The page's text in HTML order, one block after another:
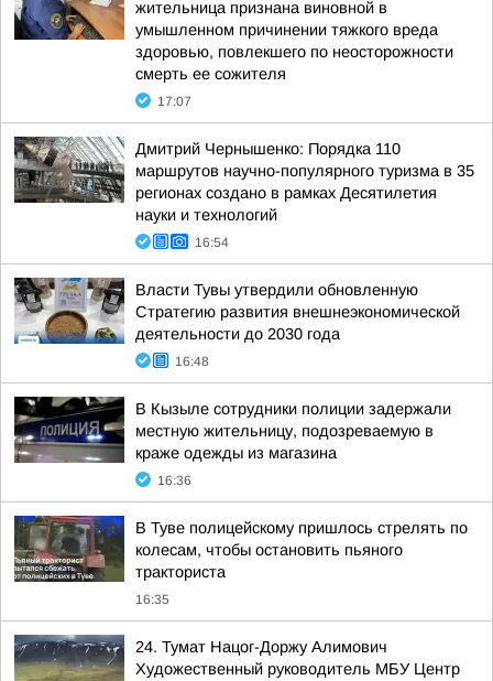
жительница признана виновной в
умышленном причинении тяжкого вреда
здоровью, повлекшего по неосторожности
смерть ее сожителя
17:07
Дмитрий Чернышенко: Порядка 110
маршрутов научно-популярного туризма в 35
регионах создано в рамках Десятилетия
науки и технологий
16:54
Власти Тувы утвердили обновленную
Стратегию развития внешнеэкономической
деятельности до 2030 года
16:48
В Кызыле сотрудники полиции задержали
местную жительницу, подозреваемую в
краже одежды из магазина
16:36
В Туве полицейскому пришлось стрелять по
колесам, чтобы остановить пьяного
тракториста
16:35
24. Тумат Нацог-Доржу Алимович
Художественный руководитель МБУ Центр